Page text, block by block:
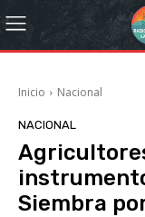
Inicio Nacional
NACIONAL
Siembra